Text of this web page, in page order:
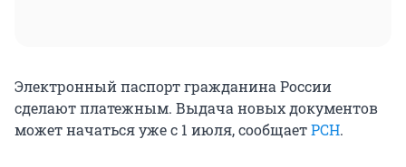
Электронный паспорт гражданина России
сделают платежным. Выдача новых документов
может начаться уже с 1 июля, сообщаетРСН.